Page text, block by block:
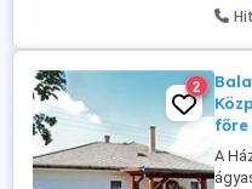
2
főre
A